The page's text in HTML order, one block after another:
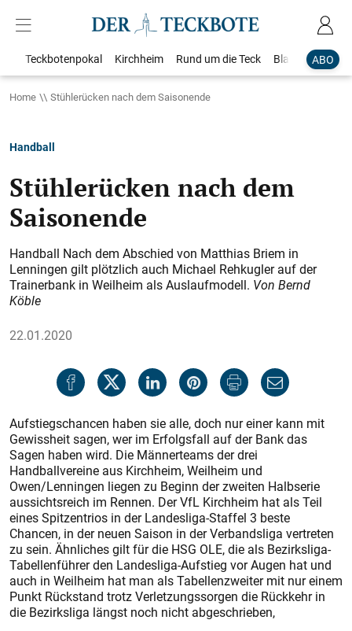
ABO
Teckbotenpokal Kirchheim Rund um die Teck Blaulicht
Home Stühlerücken nach dem Saisonende
Handball
Stühlerücken nach dem
Saisonende
Handball Nach dem Abschied von Matthias Briem in
Lenningen gilt plötzlich auch Michael Rehkugler auf der
Trainerbank in Weilheim als Auslaufmodell. Von Bernd
Köble
22.01.2020
Aufstiegschancen haben sie alle, doch nur einer kann mit
Gewissheit sagen, wer im Erfolgsfall auf der Bank das
Sagen haben wird. Die Männerteams der drei
Handballvereine aus Kirchheim, Weilheim und
Owen/Lenningen liegen zu Beginn der zweiten Halbserie
aussichtsreich im Rennen. Der VfL Kirchheim hat als Teil
eines Spitzentrios in der Landesliga-Staffel 3 beste
Chancen, in der neuen Saison in der Verbandsliga vertreten
zu sein. Ähnliches gilt für die HSG OLE, die als Bezirksliga-
Tabellenführer den Landesliga-Aufstieg vor Augen hat und
auch in Weilheim hat man als Tabellenzweiter mit nur einem
Punkt Rückstand trotz Verletzungssorgen die Rückkehr in
die Bezirksliga längst noch nicht abgeschrieben,